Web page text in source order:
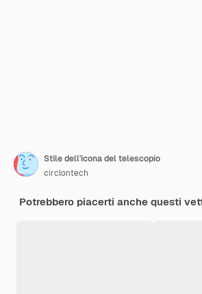
Stile dell'icona del telescopio
circlontech
Potrebbero piacerti anche questi